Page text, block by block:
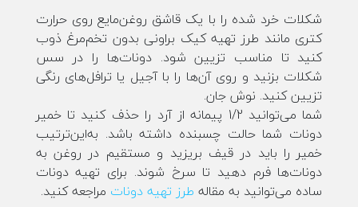
شکلات خرد شده را با یک قاشق روغن‌مایع روی حرارت
کتری مانند طرز تهیه کیک براونی بدون تخم‌مرغ ذوب
کنید تا مناسب تزیین شود. دونات‌ها را در سس
شکلات بزنید و روی آن‌ها را با آجیل یا ترافل‌های رنگی
تزیین کنید. نوش جان.
شما می‌توانید 1/2 پیمانه از آرد را حذف کنید تا خمیر
دونات شما حالت چسبنده داشته باشد. به‌این‌ترتیب
خمیر را باید در قیف بریزید و مستقیم در روغن به
دونات‌ها فرم دهید تا سرخ شوند. برای تهیه دونات
ساده می‌توانید به مقاله طرز تهیه دونات مراجعه کنید.